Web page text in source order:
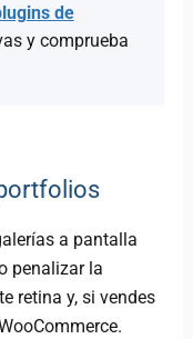
de
y comprueba
a pantalla
penalizar la
retina y, si vendes